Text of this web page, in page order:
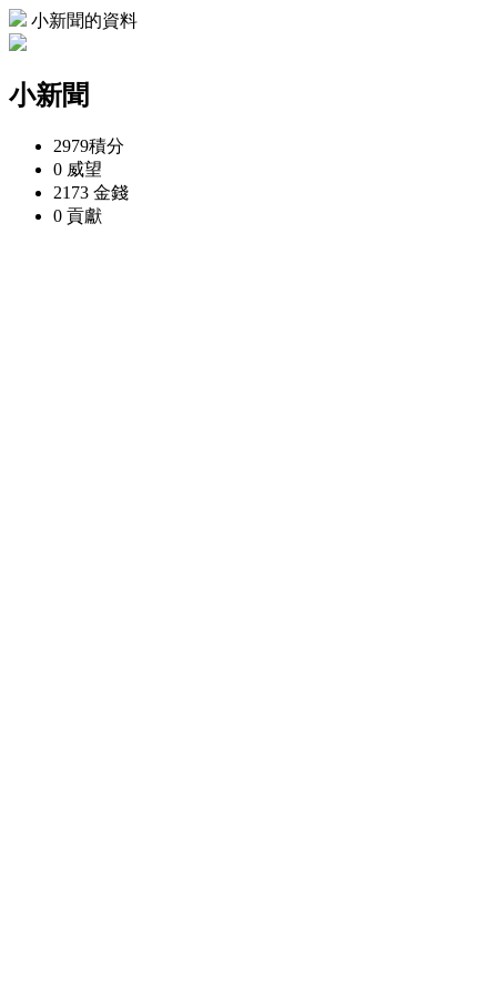
小新聞的資料
小新聞
2979積分
0 威望
2173 金錢
0 貢獻